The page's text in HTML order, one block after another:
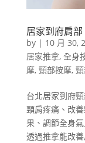
居家到府肩
by | 10 月 30,
居家推拿, 全身
摩, 頸部按摩,
台北居家到府
頸肩疼痛、改
果、調節全身
透過推拿能改